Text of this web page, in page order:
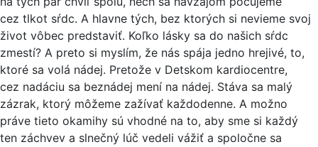
cez tlkot sŕdc. A hlavne tých, bez ktorých si nevieme svoj
život vôbec predstaviť. Koľko lásky sa do našich sŕdc
zmestí? A preto si myslím, že nás spája jedno hrejivé, to,
ktoré sa volá nádej. Pretože v Detskom kardiocentre,
cez nadáciu sa beznádej mení na nádej. Stáva sa malý
zázrak, ktorý môžeme zažívať každodenne. A možno
práve tieto okamihy sú vhodné na to, aby sme si každý
ten záchvev a slnečný lúč vedeli vážiť a spoločne sa